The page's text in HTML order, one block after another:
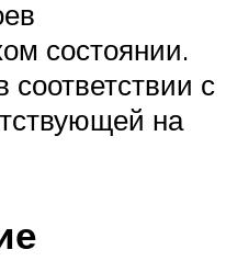
состоянии.
с
на